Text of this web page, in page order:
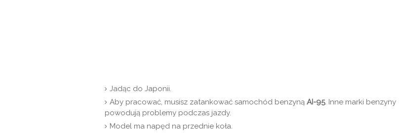
Jadąc do Japonii.
Aby pracować, musisz zatankować samochód benzyną AI-95. Inne marki benzyny
powodują problemy podczas jazdy.
Model ma napęd na przednie koła.